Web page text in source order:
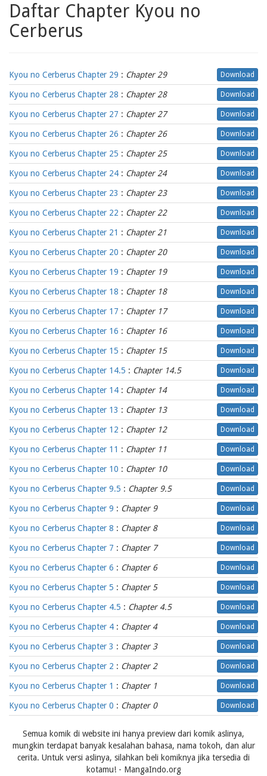
Daftar Chapter Kyou no
Cerberus
Kyou no Cerberus Chapter 29 : Chapter 29 Download
Kyou no Cerberus Chapter 28 : Chapter 28 Download
Kyou no Cerberus Chapter 27 : Chapter 27 Download
Kyou no Cerberus Chapter 26 : Chapter 26 Download
Kyou no Cerberus Chapter 25 : Chapter 25 Download
Kyou no Cerberus Chapter 24 : Chapter 24 Download
Kyou no Cerberus Chapter 23 : Chapter 23 Download
Kyou no Cerberus Chapter 22 : Chapter 22 Download
Kyou no Cerberus Chapter 21 : Chapter 21 Download
Kyou no Cerberus Chapter 20 : Chapter 20 Download
Kyou no Cerberus Chapter 19 : Chapter 19 Download
Kyou no Cerberus Chapter 18 : Chapter 18 Download
Kyou no Cerberus Chapter 17 : Chapter 17 Download
Kyou no Cerberus Chapter 16 : Chapter 16 Download
Kyou no Cerberus Chapter 15 : Chapter 15 Download
Kyou no Cerberus Chapter 14.5 : Chapter 14.5 Download
Kyou no Cerberus Chapter 14 : Chapter 14 Download
Kyou no Cerberus Chapter 13 : Chapter 13 Download
Kyou no Cerberus Chapter 12 : Chapter 12 Download
Kyou no Cerberus Chapter 11 : Chapter 11 Download
Kyou no Cerberus Chapter 10 : Chapter 10 Download
Kyou no Cerberus Chapter 9.5 : Chapter 9.5 Download
Kyou no Cerberus Chapter 9 : Chapter 9 Download
Kyou no Cerberus Chapter 8 : Chapter 8 Download
Kyou no Cerberus Chapter 7 : Chapter 7 Download
Kyou no Cerberus Chapter 6 : Chapter 6 Download
Kyou no Cerberus Chapter 5 : Chapter 5 Download
Kyou no Cerberus Chapter 4.5 : Chapter 4.5 Download
Kyou no Cerberus Chapter 4 : Chapter 4 Download
Kyou no Cerberus Chapter 3 : Chapter 3 Download
Kyou no Cerberus Chapter 2 : Chapter 2 Download
Kyou no Cerberus Chapter 1 : Chapter 1 Download
Kyou no Cerberus Chapter 0 : Chapter 0 Download
Semua komik di website ini hanya preview dari komik aslinya,
mungkin terdapat banyak kesalahan bahasa, nama tokoh, dan alur
cerita. Untuk versi aslinya, silahkan beli komiknya jika tersedia di
kotamu! - MangaIndo.org